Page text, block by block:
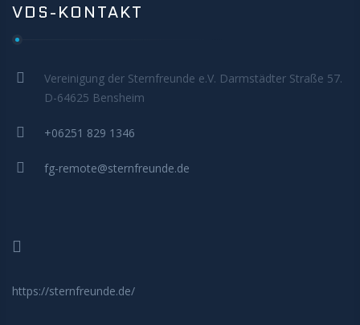
VDS-KONTAKT
Vereinigung der Sternfreunde e.V. Darmstädter Straße 57.
D-64625 Bensheim
+06251 829 1346
fg-remote@sternfreunde.de
https://sternfreunde.de/